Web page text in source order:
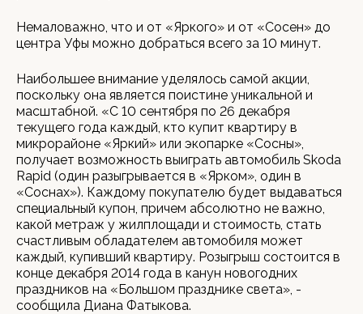
Немаловажно, что и от «Яркого» и от «Сосен» до
центра Уфы можно добраться всего за 10 минут.
Наибольшее внимание уделялось самой акции,
поскольку она является поистине уникальной и
масштабной. «С 10 сентября по 26 декабря
текущего года каждый, кто купит квартиру в
микрорайоне «Яркий» или экопарке «Сосны»,
получает возможность выиграть автомобиль Skoda
Rapid (один разыгрывается в «Ярком», один в
«Соснах»). Каждому покупателю будет выдаваться
специальный купон, причем абсолютно не важно,
какой метраж у жилплощади и стоимость, стать
счастливым обладателем автомобиля может
каждый, купивший квартиру. Розыгрыш состоится в
конце декабря 2014 года в канун новогодних
праздников на «Большом празднике света», -
сообщила Диана Фатыкова.